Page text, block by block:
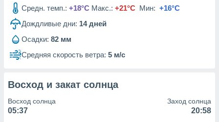
рекламы
сведения
наших 1199
Средн. темп.: +18°C Макс.: +21°C Мин: +16°C
Дождливые дни: 14дней
Осадки: 82 мм
Средняя скорость ветра: 5 м/с
Восход и закат солнца
Восход солнца
05:37
Заход солнца
20:58